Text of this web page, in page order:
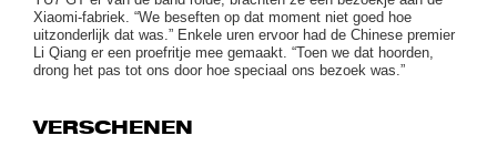
Xiaomi-fabriek. “We beseften op dat moment niet goed hoe
uitzonderlijkdat was.” Enkele uren ervoor had de Chinese premier
Li Qiang er een proefritje mee gemaakt. “Toen we dat hoorden,
drong het pas tot ons door hoe speciaal ons bezoek was.”
VERSCHENEN